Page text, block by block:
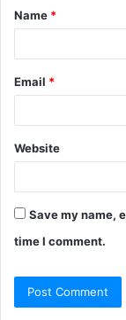
*
Name *
Email *
Website
Save my name,
time I comment.